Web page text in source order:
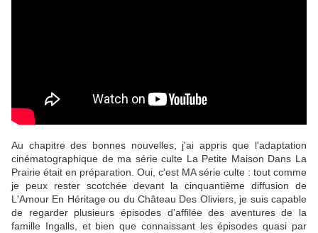
Au chapitre des bonnes nouvelles, j'ai appris que l'adaptation
cinématographique de ma série culte La Petite Maison Dans La
Prairie était en préparation. Oui, c'est MA série culte : tout comme
je peux rester scotchée devant la cinquantième diffusion de
L'Amour En Héritage ou du Château Des Oliviers, je suis capable
de regarder plusieurs épisodes d'affilée des aventures de la
famille Ingalls, et bien que connaissant les épisodes quasi par